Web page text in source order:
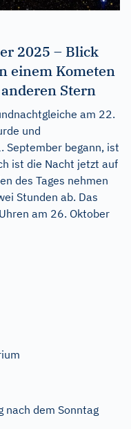
2025 – Blick
einem Kometen
Stern
am 22.
und
September begann, ist
ist die Nacht jetzt auf
des Tages nehmen
Stunden ab. Das
am 26. Oktober
nach dem Sonntag